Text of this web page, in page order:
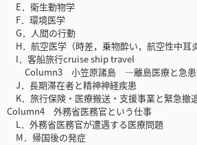
E．衛生動物学
F．環境医学
G．人間の行動
H．航空医学（時差，乗物酔い，航空性中耳
I．客船旅行cruise ship travel
Column3 小笠原諸島 ―離島医療と急
J．長期滞在者と精神神経疾患
K．旅行保険・医療搬送・支援事業と緊急撤
Column4 外務省医務官という仕事
L．外務省医務官が遭遇する医療問題
M．帰国後の発症